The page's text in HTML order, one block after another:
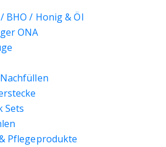
BHO / Honig & Öl
ONA
Sets
Pflegeprodukte